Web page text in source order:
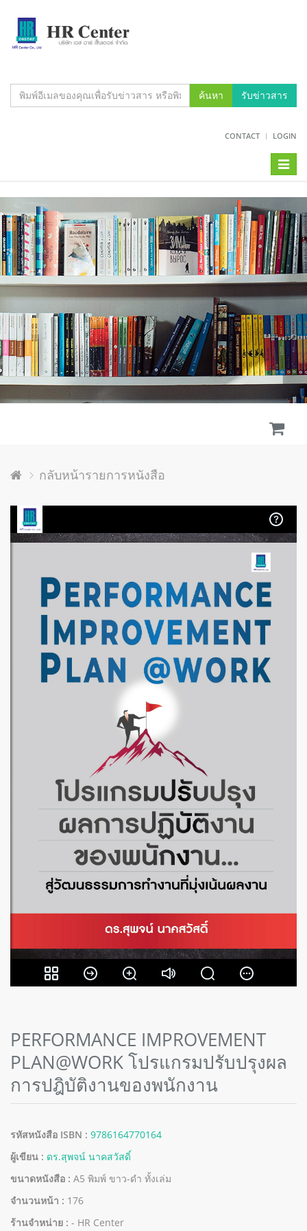
ค้นหา รับข่าวสาร
CONTACT LOGIN
Toggle
กลับหน้ารายการหนังสือ
PERFORMANCE IMPROVEMENT
PLAN@WORK โปรแกรมปรับปรุงผล
การปฎิบัติงานของพนักงาน
รหัสหนังสือ ISBN : 9786164770164
ผู้เขียน : ดร.สุพจน์ นาคสวัสดิ์
ขนาดหนังสือ : A5 พิมพ์ ขาว-ดำ ทั้งเล่ม
จำนวนหน้า : 176
ร้านจำหน่าย : - HR Center